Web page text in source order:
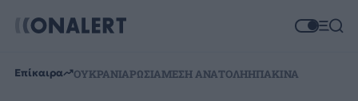
Επίκαιρα ΟΥΚΡΑΝΙΑΡΩΣΙΑΜΕΣΗ ΑΝΑΤΟΛΗΗΠΑΚΙΝΑ